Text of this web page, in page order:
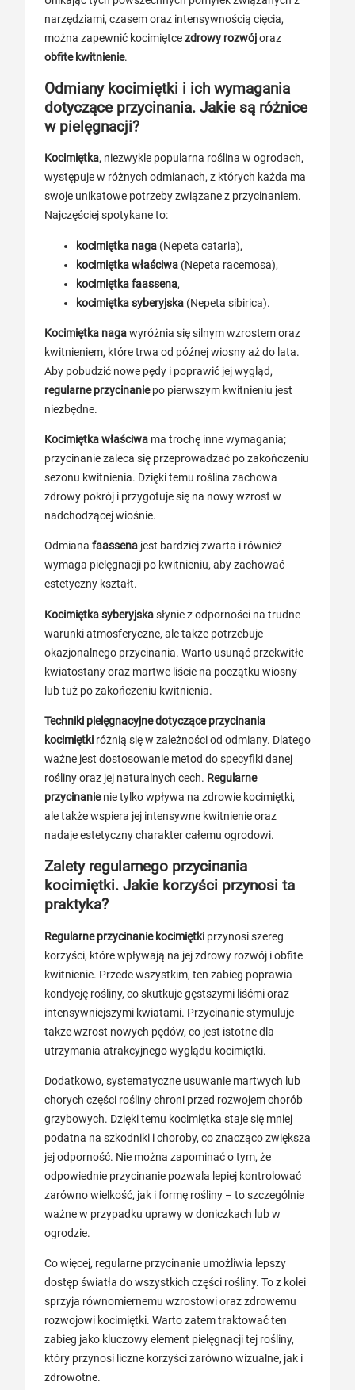
narzędziami, czasem oraz intensywnością cięcia,
można zapewnić kocimiętcezdrowy rozwójoraz
obfite kwitnienie.
Odmiany kocimiętki i ich wymagania
dotyczące przycinania. Jakie są różnice
w pielęgnacji?
Kocimiętka, niezwykle popularna roślina w ogrodach,
występuje w różnych odmianach, z których każda ma
swoje unikatowe potrzeby związane z przycinaniem.
Najczęściej spotykane to:
kocimiętka naga (Nepeta cataria),
kocimiętka właściwa (Nepeta racemosa),
kocimiętka faassena,
kocimiętka syberyjska (Nepeta sibirica).
Kocimiętka nagawyróżnia się silnym wzrostem oraz
kwitnieniem, które trwa od późnej wiosny aż do lata.
Aby pobudzić nowe pędy i poprawić jej wygląd,
regularne przycinaniepo pierwszym kwitnieniu jest
niezbędne.
Kocimiętka właściwa ma trochę inne wymagania;
przycinanie zaleca się przeprowadzać po zakończeniu
sezonu kwitnienia. Dzięki temu roślina zachowa
zdrowy pokrój i przygotuje się na nowy wzrost w
nadchodzącej wiośnie.
Odmiana faassena jest bardziej zwarta i również
wymaga pielęgnacji po kwitnieniu, aby zachować
estetyczny kształt.
Kocimiętka syberyjskasłynie z odporności na trudne
warunki atmosferyczne, ale także potrzebuje
okazjonalnego przycinania. Warto usunąć przekwitłe
kwiatostany oraz martwe liście na początku wiosny
lub tuż po zakończeniu kwitnienia.
Techniki pielęgnacyjne dotyczące przycinania
kocimiętki różnią się w zależności od odmiany. Dlatego
ważne jest dostosowanie metod do specyfiki danej
rośliny oraz jej naturalnych cech. Regularne
przycinanienie tylko wpływa na zdrowie kocimiętki,
ale także wspiera jej intensywne kwitnienie oraz
nadaje estetyczny charakter całemu ogrodowi.
Zalety regularnego przycinania
kocimiętki. Jakie korzyści przynosi ta
praktyka?
Regularne przycinanie kocimiętki przynosi szereg
korzyści, które wpływają na jej zdrowy rozwój i obfite
kwitnienie. Przede wszystkim, ten zabieg poprawia
kondycję rośliny, co skutkuje gęstszymi liśćmi oraz
intensywniejszymi kwiatami. Przycinanie stymuluje
także wzrost nowych pędów, co jest istotne dla
utrzymania atrakcyjnego wyglądu kocimiętki.
Dodatkowo, systematyczne usuwanie martwych lub
chorych części rośliny chroni przed rozwojem chorób
grzybowych. Dzięki temu kocimiętka staje się mniej
podatna na szkodniki i choroby, co znacząco zwiększa
jej odporność. Nie można zapominać o tym, że
odpowiednie przycinanie pozwala lepiej kontrolować
zarówno wielkość, jak i formę rośliny – to szczególnie
ważne w przypadku uprawy w doniczkach lub w
ogrodzie.
Co więcej, regularne przycinanie umożliwia lepszy
dostęp światła do wszystkich części rośliny. To z kolei
sprzyja równomiernemu wzrostowi oraz zdrowemu
rozwojowi kocimiętki. Warto zatem traktować ten
zabieg jako kluczowy element pielęgnacji tej rośliny,
który przynosi liczne korzyści zarówno wizualne, jak i
zdrowotne.